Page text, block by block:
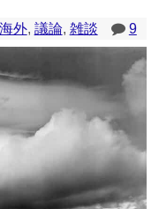
海外, 議論, 雑談 9